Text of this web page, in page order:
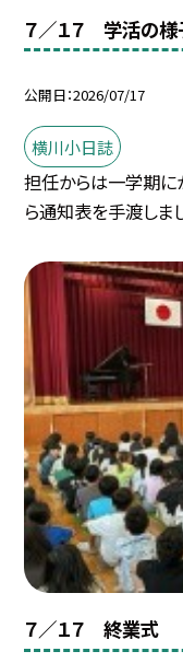
７／１７ 学活の様
公開日 2026/07/17
横川小日誌
担任からは一学期に
ら通知表を手渡しま
７／１７ 終業式